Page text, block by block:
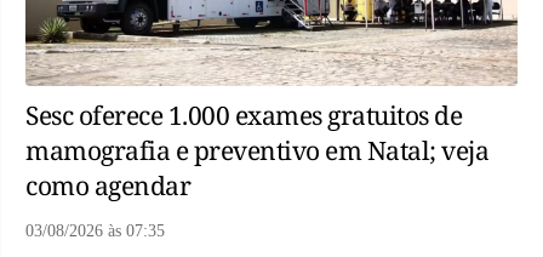
Sesc oferece 1.000 exames gratuitos de
mamografia e preventivo em Natal; veja
como agendar
03/08/2026 às 07:35